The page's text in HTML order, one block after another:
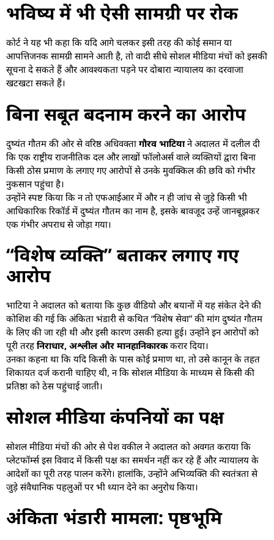
भविष्य में भी ऐसी सामग्री पर रोक
कोर्ट ने यह भी कहा कि यदि आगे चलकर इसी तरह की कोई समान या
आपत्तिजनक सामग्री सामने आती है, तो वादी सीधे सोशल मीडिया मंचों को इसकी
सूचना दे सकते हैं और आवश्यकता पड़ने पर दोबारा न्यायालय का दरवाजा
खटखटा सकते हैं।
बिना सबूत बदनाम करने का आरोप
दुष्यंत गौतम की ओर से वरिष्ठ अधिवक्ता गौरव भाटियाने अदालत में दलील दी
कि एक राष्ट्रीय राजनीतिक दल और लाखों फॉलोअर्स वाले व्यक्तियों द्वारा बिना
किसी ठोस प्रमाण के लगाए गए आरोपों से उनके मुवक्किल की छवि को गंभीर
नुकसान पहुंचा है।
उन्होंने स्पष्ट किया कि न तो एफआईआर में और न ही जांच से जुड़े किसी भी
आधिकारिक रिकॉर्ड में दुष्यंत गौतम का नाम है, इसके बावजूद उन्हें जानबूझकर
एक गंभीर अपराध से जोड़ा गया।
“विशेष व्यक्ति” बताकर लगाए गए
आरोप
भाटिया ने अदालत को बताया कि कुछ वीडियो और बयानों में यह संकेत देने की
कोशिश की गई कि अंकिता भंडारी से कथित “विशेष सेवा” की मांग दुष्यंत गौतम
के लिए की जा रही थी और इसी कारण उसकी हत्या हुई। उन्होंने इन आरोपों को
पूरी तरहनिराधार, अश्लील और मानहानिकारककरार दिया।
उनका कहना था कि यदि किसी के पास कोई प्रमाण था, तो उसे कानून के तहत
शिकायत दर्ज करानी चाहिए थी, न कि सोशल मीडिया के माध्यम से किसी की
प्रतिष्ठा को ठेस पहुंचाई जाती।
सोशल मीडिया कंपनियों का पक्ष
सोशल मीडिया मंचों की ओर से पेश वकील ने अदालत को अवगत कराया कि
प्लेटफॉर्म्स इस विवाद में किसी पक्ष का समर्थन नहीं कर रहे हैं और न्यायालय के
आदेशों का पूरी तरह पालन करेंगे। हालांकि, उन्होंने अभिव्यक्ति की स्वतंत्रता से
जुड़े संवैधानिक पहलुओं पर भी ध्यान देने का अनुरोध किया।
अंकिता भंडारी मामला: पृष्ठभूमि